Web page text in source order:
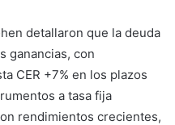
detallaron que la deuda
ganancias, con
CER +7% en los plazos
a tasa fija
rendimientos crecientes,